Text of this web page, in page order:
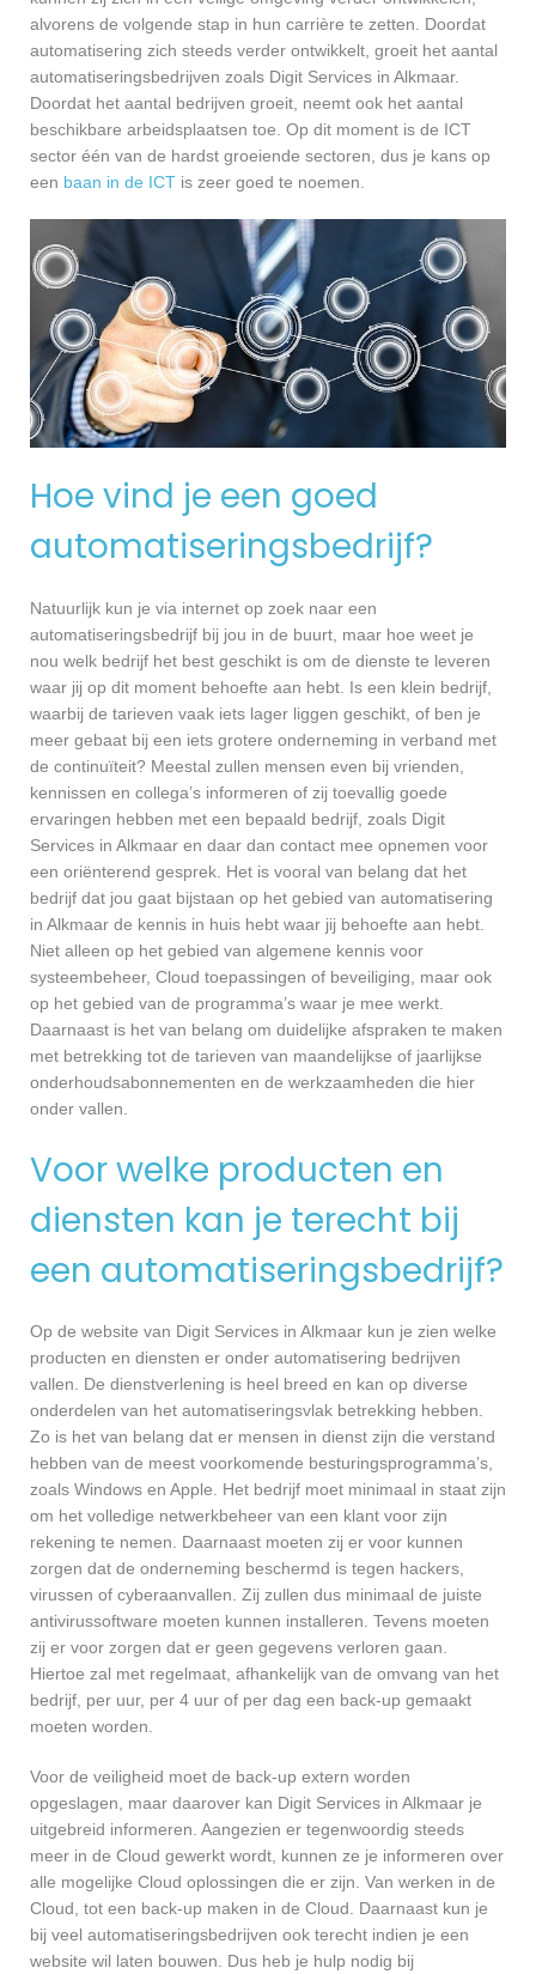
alvorens de volgende stap in hun carrière te zetten. Doordat
automatisering zich steeds verder ontwikkelt, groeit het aantal
automatiseringsbedrijven zoals Digit Services in Alkmaar.
Doordat het aantal bedrijven groeit, neemt ook het aantal
beschikbare arbeidsplaatsen toe. Op dit moment is de ICT
sector één van de hardst groeiende sectoren, dus je kans op
een baan in de ICT is zeer goed te noemen.
Hoe vind je een goed
automatiseringsbedrijf?
Natuurlijk kun je via internet op zoek naar een
automatiseringsbedrijf bij jou in de buurt, maar hoe weet je
nou welk bedrijf het best geschikt is om de dienste te leveren
waar jij op dit moment behoefte aan hebt. Is een klein bedrijf,
waarbij de tarieven vaak iets lager liggen geschikt, of ben je
meer gebaat bij een iets grotere onderneming in verband met
de continuïteit? Meestal zullen mensen even bij vrienden,
kennissen en collega’s informeren of zij toevallig goede
ervaringen hebben met een bepaald bedrijf, zoals Digit
Services in Alkmaar en daar dan contact mee opnemen voor
een oriënterend gesprek. Het is vooral van belang dat het
bedrijf dat jou gaat bijstaan op het gebied van automatisering
in Alkmaar de kennis in huis hebt waar jij behoefte aan hebt.
Niet alleen op het gebied van algemene kennis voor
systeembeheer, Cloud toepassingen of beveiliging, maar ook
op het gebied van de programma’s waar je mee werkt.
Daarnaast is het van belang om duidelijke afspraken te maken
met betrekking tot de tarieven van maandelijkse of jaarlijkse
onderhoudsabonnementen en de werkzaamheden die hier
onder vallen.
Voor welke producten en
diensten kan je terecht bij
een automatiseringsbedrijf?
Op de website van Digit Services in Alkmaar kun je zien welke
producten en diensten er onder automatisering bedrijven
vallen. De dienstverlening is heel breed en kan op diverse
onderdelen van het automatiseringsvlak betrekking hebben.
Zo is het van belang dat er mensen in dienst zijn die verstand
hebben van de meest voorkomende besturingsprogramma’s,
zoals Windows en Apple. Het bedrijf moet minimaal in staat zijn
om het volledige netwerkbeheer van een klant voor zijn
rekening te nemen. Daarnaast moeten zij er voor kunnen
zorgen dat de onderneming beschermd is tegen hackers,
virussen of cyberaanvallen. Zij zullen dus minimaal de juiste
antivirussoftware moeten kunnen installeren. Tevens moeten
zij er voor zorgen dat er geen gegevens verloren gaan.
Hiertoe zal met regelmaat, afhankelijk van de omvang van het
bedrijf, per uur, per 4 uur of per dag een back-up gemaakt
moeten worden.
Voor de veiligheid moet de back-up extern worden
opgeslagen, maar daarover kan Digit Services in Alkmaar je
uitgebreid informeren. Aangezien er tegenwoordig steeds
meer in de Cloud gewerkt wordt, kunnen ze je informeren over
alle mogelijke Cloud oplossingen die er zijn. Van werken in de
Cloud, tot een back-up maken in de Cloud. Daarnaast kun je
bij veel automatiseringsbedrijven ook terecht indien je een
website wil laten bouwen. Dus heb je hulp nodig bij